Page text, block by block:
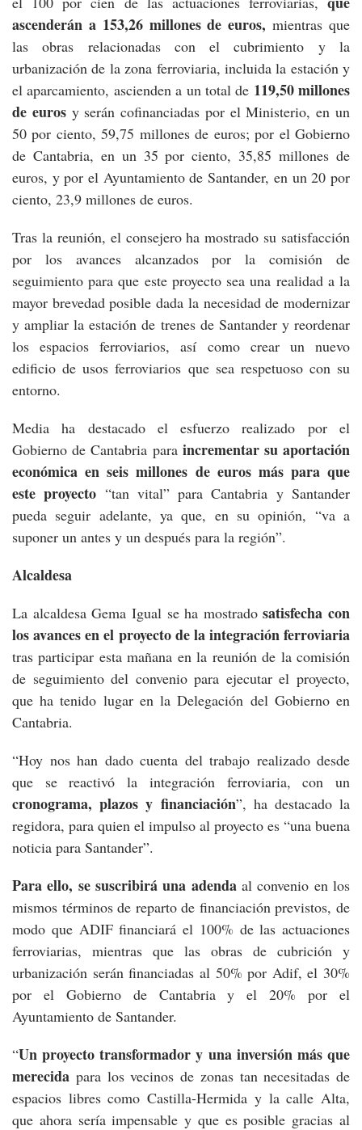
ascenderán a 153,26 millones de euros, mientras que
las obras relacionadas con el cubrimiento y la
urbanización de la zona ferroviaria, incluida la estación y
el aparcamiento, ascienden a un total de 119,50 millones
de eurosy serán cofinanciadas por el Ministerio, en un
50 por ciento, 59,75 millones de euros; por el Gobierno
de Cantabria, en un 35 por ciento, 35,85 millones de
euros, y por el Ayuntamiento de Santander, en un 20 por
ciento, 23,9 millones de euros.
Tras la reunión, el consejero ha mostrado su satisfacción
por los avances alcanzados por la comisión de
seguimiento para que este proyecto sea una realidad a la
mayor brevedad posible dada la necesidad de modernizar
y ampliar la estación de trenes de Santander y reordenar
los espacios ferroviarios, así como crear un nuevo
edificio de usos ferroviarios que sea respetuoso con su
entorno.
Media ha destacado el esfuerzo realizado por el
Gobierno de Cantabria para incrementar su aportación
económica en seis millones de euros más para que
este proyecto “tan vital” para Cantabria y Santander
pueda seguir adelante, ya que, en su opinión, “va a
suponer un antes y un después para la región”.
Alcaldesa
La alcaldesa Gema Igual se ha mostradosatisfecha con
los avances en el proyecto de la integración ferroviaria
tras participar esta mañana en la reunión de la comisión
de seguimiento del convenio para ejecutar el proyecto,
que ha tenido lugar en la Delegación del Gobierno en
Cantabria.
“Hoy nos han dado cuenta del trabajo realizado desde
que se reactivó la integración ferroviaria, con un
cronograma, plazos y financiación”, ha destacado la
regidora, para quien el impulso al proyecto es “una buena
noticia para Santander”.
Para ello, se suscribirá una adendaal convenio en los
mismos términos de reparto de financiación previstos, de
modo que ADIF financiará el 100% de las actuaciones
ferroviarias, mientras que las obras de cubrición y
urbanización serán financiadas al 50% por Adif, el 30%
por el Gobierno de Cantabria y el 20% por el
Ayuntamiento de Santander.
“Un proyecto transformador y una inversión más que
merecida para los vecinos de zonas tan necesitadas de
espacios libres como Castilla-Hermida y la calle Alta,
que ahora sería impensable y que es posible gracias al